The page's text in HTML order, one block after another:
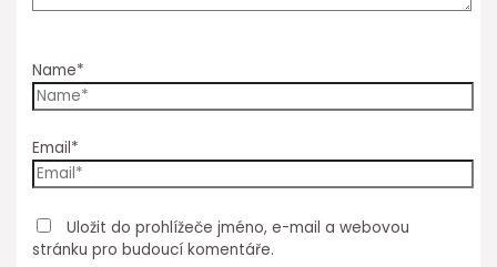
Name*
Email*
Uložit do prohlížeče jméno, e-mail a webovou
stránku pro budoucí komentáře.